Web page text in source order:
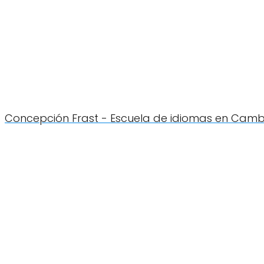
Concepción Frast - Escuela de idiomas en